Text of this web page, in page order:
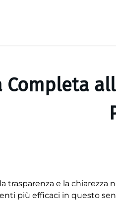
Completa
trasparenza e la
più efficaci in questo